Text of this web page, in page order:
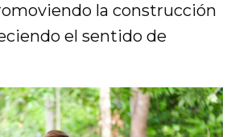
la construcción
el sentido de